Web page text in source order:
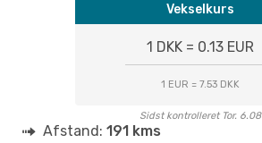
Vekselkurs
1 DKK = 0.13 EUR
1 EUR = 7.53 DKK
Sidst kontrolleret Tor. 6.08
Afstand: 191 kms